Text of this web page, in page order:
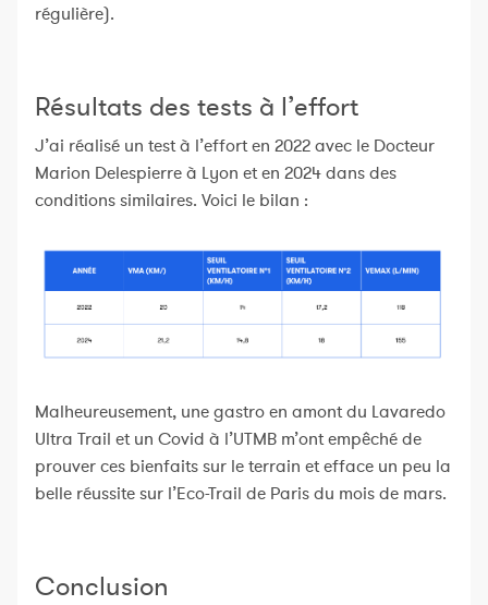
régulière).
Résultats des tests à l’effort
J’ai réalisé un test à l’effort en 2022 avec le Docteur
Marion Delespierre à Lyon et en 2024 dans des
conditions similaires. Voici le bilan :
Malheureusement, une gastro en amont du Lavaredo
Ultra Trail et un Covid à l’UTMB m’ont empêché de
prouver ces bienfaits sur le terrain et efface un peu la
belle réussite sur l’Eco-Trail de Paris du mois de mars.
Conclusion